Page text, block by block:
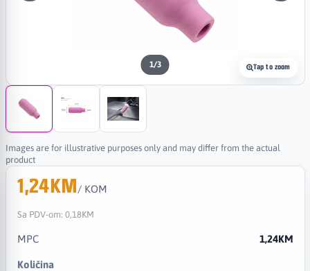
Tap to zoom
1/3
Images are for illustrative purposes only and may differ from the actual
product
1,24KM/ KOM
Sa PDV-om: 0,18KM
MPC 1,24KM
Količina